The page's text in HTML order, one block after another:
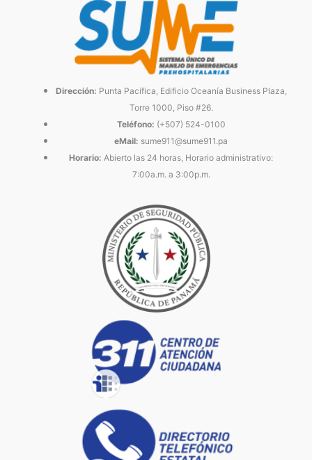
Dirección: Punta Pacífica, Edificio Oceanía Business Plaza,
Torre 1000, Piso #26.
Teléfono: (+507) 524-0100
eMail: sume911@sume911.pa
Horario: Abierto las 24 horas, Horario administrativo:
7:00a.m. a 3:00p.m.